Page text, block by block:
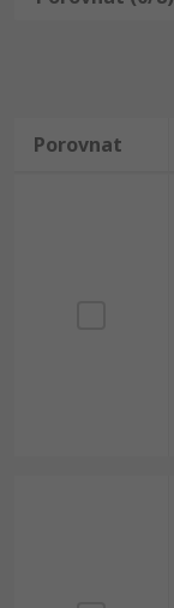
Porovnat